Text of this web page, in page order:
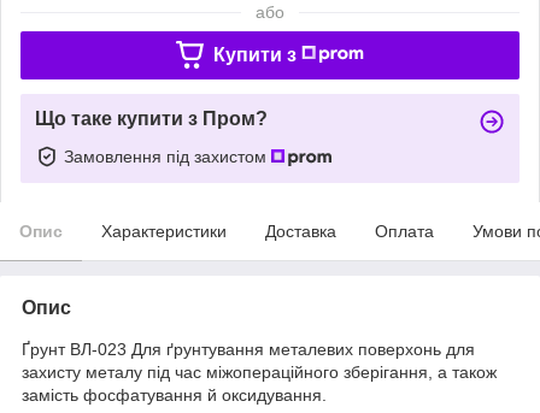
або
Купити з
Що таке купити з Пром?
Замовлення під захистом
Опис Характеристики Доставка Оплата Умови
Опис
Ґрунт ВЛ-023 Для ґрунтування металевих поверхонь для
захисту металу під час міжопераційного зберігання, а також
замість фосфатування й оксидування.